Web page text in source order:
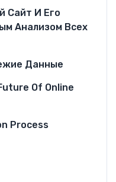
Сайт И Его
Анализом Всех
Данные
Of Online
Process